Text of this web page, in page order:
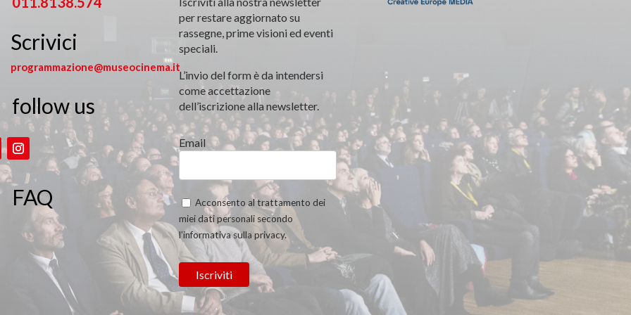
Scrivici
programmazione@museocinema.it
follow us
FAQ
per restare aggiornato su
rassegne, prime visioni ed eventi
speciali.
L’invio del form è da intendersi
come accettazione
dell’iscrizione alla newsletter.
Email
Acconsento al trattamento dei
miei dati personali secondo
l’informativa sulla privacy.